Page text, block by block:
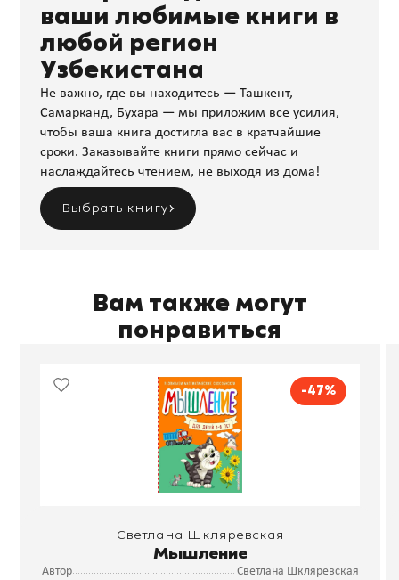
ваши любимые книги в
любой регион
Узбекистана
Не важно, где вы находитесь — Ташкент,
Самарканд, Бухара — мы приложим все усилия,
чтобы ваша книга достигла вас в кратчайшие
сроки. Заказывайте книги прямо сейчас и
наслаждайтесь чтением, не выходя из дома!
Выбрать книгу
Вам также могут
понравиться
-47%
Светлана Шкляревская
Мышление
Автор
Светлана Шкляревская